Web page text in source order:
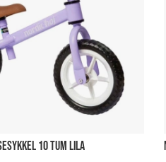
10 TUM LILA